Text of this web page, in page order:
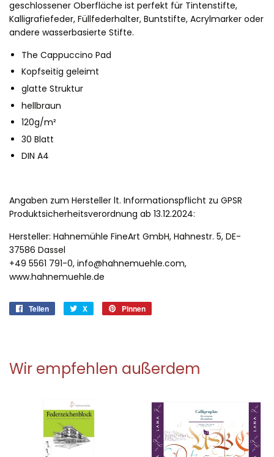
geschlossener Oberfläche ist perfekt für Tintenstifte,
Kalligrafiefeder, Füllfederhalter, Buntstifte, Acrylmarker oder
andere wasserbasierte Stifte.
The Cappuccino Pad
Kopfseitig geleimt
glatte Struktur
hellbraun
120g/m²
30 Blatt
DIN A4
Angaben zum Hersteller lt. Informationspflicht zu GPSR
Produktsicherheitsverordnung ab 13.12.2024:
Hersteller: Hahnemühle FineArt GmbH, Hahnestr. 5, DE-
37586 Dassel
+49 5561 791-0, info@hahnemuehle.com,
www.hahnemuehle.de
Teilen X Pinnen
Wir empfehlen außerdem